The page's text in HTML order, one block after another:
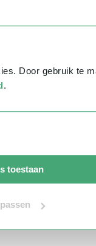
Door gebruik te
.
toestaan
Neem gerust
of bel ons op030 304